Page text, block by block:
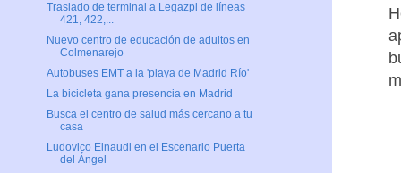
Traslado de terminal a Legazpi de líneas
421, 422,...
Nuevo centro de educación de adultos en
Colmenarejo
Autobuses EMT a la 'playa de Madrid Río'
La bicicleta gana presencia en Madrid
Busca el centro de salud más cercano a tu
casa
Ludovico Einaudi en el Escenario Puerta
del Ángel